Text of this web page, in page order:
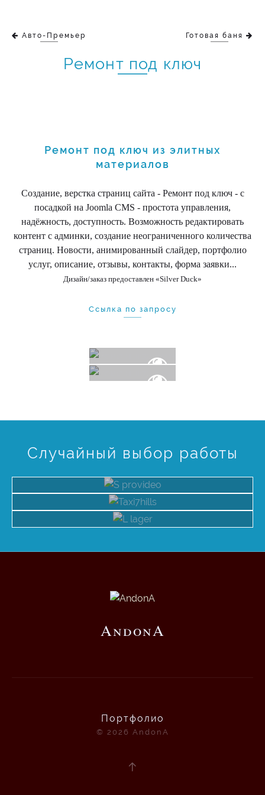
Авто-Премьер Готовая баня
Ремонт под ключ
Ремонт под ключ из элитных
материалов
Создание, верстка страниц сайта - Ремонт под ключ - с
посадкой на Joomla CMS - простота управления,
надёжность, доступность. Возможность редактировать
контент с админки, создание неограниченного количества
страниц. Новости, анимированный слайдер, портфолио
услуг, описание, отзывы, контакты, форма заявки...
Дизайн/заказ предоставлен «Silver Duck»
Ссылка по запросу
Ремонт
ключ
Ремонт
под
ключ
Случайный выбор работы
AndonA
Портфолио
© 2026 AndonA